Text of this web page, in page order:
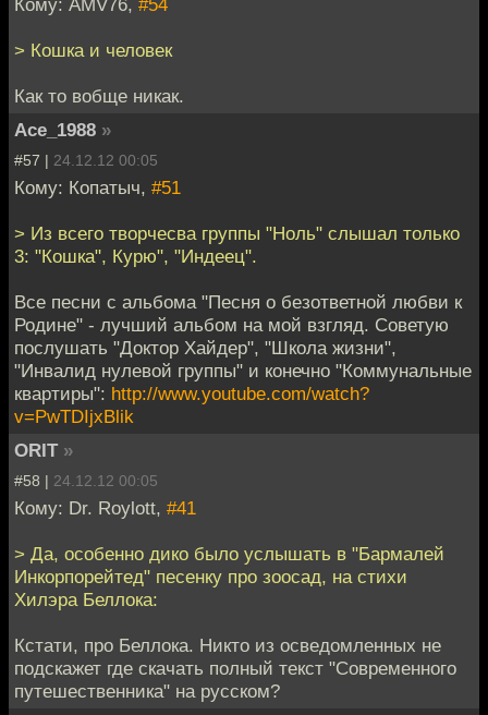
Кому: AMV76, #54
> Кошка и человек
Как то вобще никак.
Ace_1988 »
#57 | 24.12.12 00:05
Кому: Копатыч, #51
> Из всего творчесва группы "Ноль" слышал только
3: "Кошка", Курю", "Индеец".
Все песни с альбома "Песня о безответной любви к
Родине" - лучший альбом на мой взгляд. Советую
послушать "Доктор Хайдер", "Школа жизни",
"Инвалид нулевой группы" и конечно "Коммунальные
квартиры": http://www.youtube.com/watch?
v=PwTDIjxBlik
ORIT »
#58 | 24.12.12 00:05
Кому: Dr. Roylott, #41
> Да, особенно дико было услышать в "Бармалей
Инкорпорейтед" песенку про зоосад, на стихи
Хилэра Беллока:
Кстати, про Беллока. Никто из осведомленных не
подскажет где скачать полный текст "Современного
путешественника" на русском?